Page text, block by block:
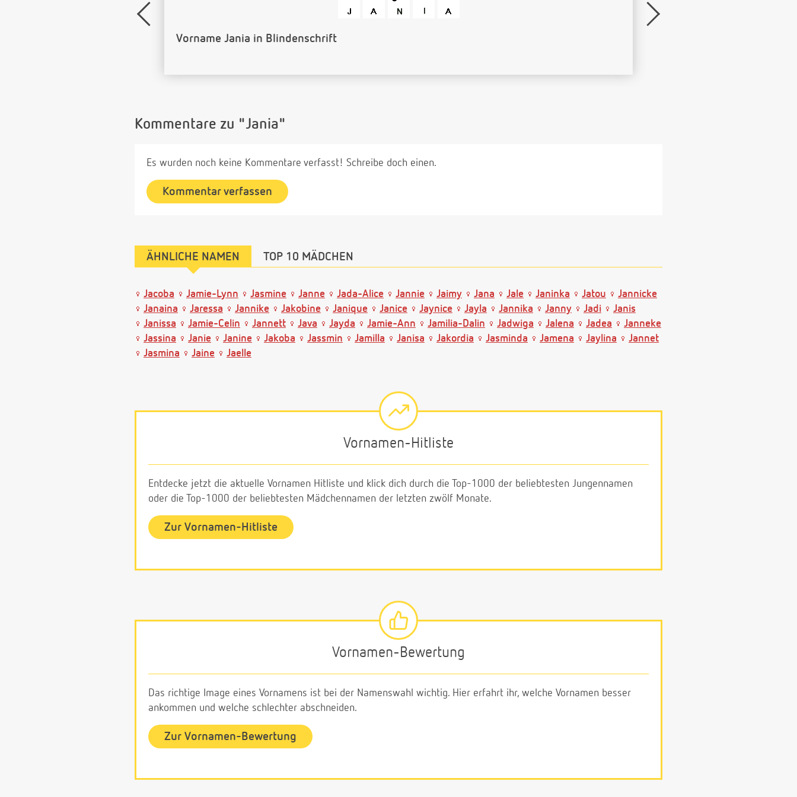
Name Jania als Barcode
Kommentare zu "Jania"
Es wurden noch keine Kommentare verfasst! Schreibe doch einen.
Kommentar verfassen
ÄHNLICHE NAMEN TOP 10 MÄDCHEN
Jacoba Jamie-Lynn Jasmine Janne Jada-Alice Jannie Jaimy Jana Jale Janinka Jatou
Jannicke
Janaina
Jaressa Jannike Jakobine Janique Janice Jaynice Jayla Jannika Janny Jadi
Janis
Janissa
Jamie-Celin Jannett Java Jayda Jamie-Ann Jamilia-Dalin Jadwiga Jalena Jadea
Janneke
Jassina
Janie Janine Jakoba Jassmin Jamilla Janisa Jakordia Jasminda Jamena Jaylina
Jannet
Jasmina
Jaine Jaelle
Vornamen-Hitliste
Entdecke jetzt die aktuelle Vornamen Hitliste und klick dich durch die Top-1000 der beliebtesten Jungennamen
oder die Top-1000 der beliebtesten Mädchennamen der letzten zwölf Monate.
Zur Vornamen-Hitliste
Vornamen-Bewertung
Das richtige Image eines Vornamens ist bei der Namenswahl wichtig. Hier erfahrt ihr, welche Vornamen besser
ankommen und welche schlechter abschneiden.
Zur Vornamen-Bewertung